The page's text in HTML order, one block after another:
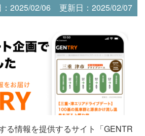
2025/02/06 更新日：2025/02/07
る情報を提供するサイト「GENTR